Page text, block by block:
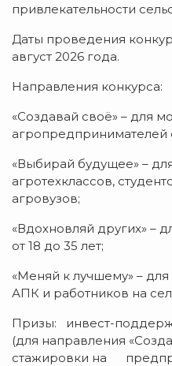
привлекательности
Даты проведения
август 2026 года.
Направления конкурса:
«Создавай своё» – для
агропредпринимателей
«Выбирай будущее» –
агротехклассов,
агровузов;
«Вдохновляй других» –
от 18 до 35 лет;
«Меняй к лучшему» –
АПК и работников на
Призы: инвест-
(для направления
стажировки на